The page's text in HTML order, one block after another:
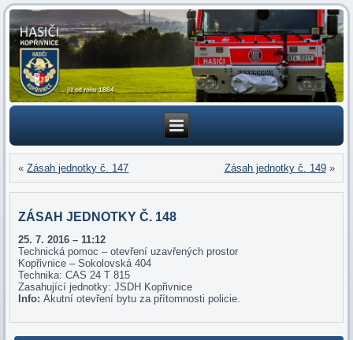
«Zásah jednotky č. 147 Zásah jednotky č. 149»
ZÁSAH JEDNOTKY Č. 148
25. 7. 2016 – 11:12
Technická pomoc – otevření uzavřených prostor
Kopřivnice – Sokolovská 404
Technika: CAS 24 T 815
Zasahující jednotky: JSDH Kopřivnice
Info:Akutní otevření bytu za přítomnosti policie.